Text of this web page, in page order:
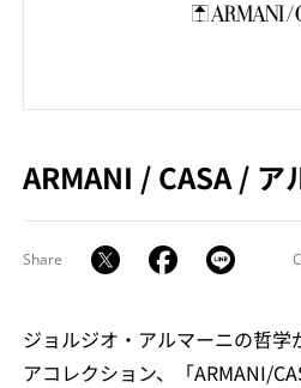
ARMANI / CASA/ ア
Share
ジョルジオ・アルマーニの哲学
アコレクション、「ARMANI/